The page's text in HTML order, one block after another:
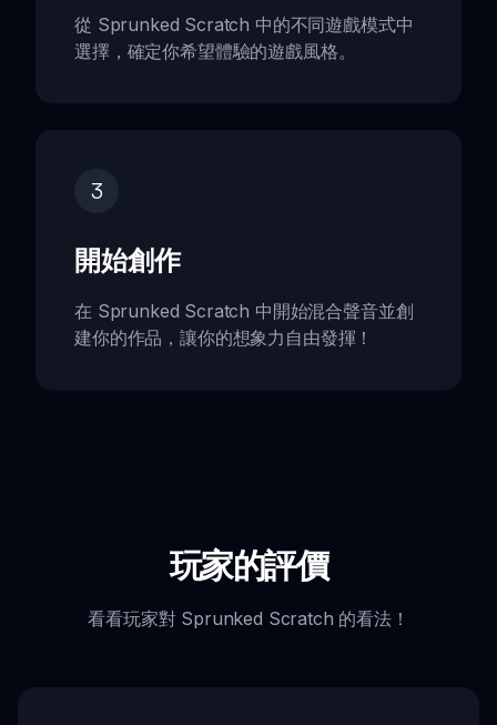
從 Sprunked Scratch 中的不同遊戲模式中
選擇，確定你希望體驗的遊戲風格。
3
開始創作
在 Sprunked Scratch 中開始混合聲音並創
建你的作品，讓你的想象力自由發揮！
玩家的評價
看看玩家對 Sprunked Scratch 的看法！